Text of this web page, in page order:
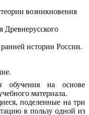
возникновения
Древнерусского
истории России.
обучения на основе
материала.
поделенные на три
в пользу одной из